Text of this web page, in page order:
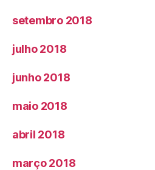
setembro 2018
julho 2018
junho 2018
maio 2018
abril 2018
março 2018